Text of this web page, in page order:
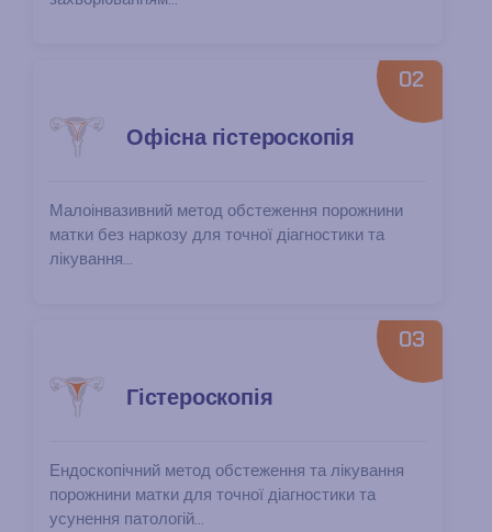
02
Офісна гістероскопія
Малоінвазивний метод обстеження порожнини
матки без наркозу для точної діагностики та
лікування...
03
Гістероскопія
Ендоскопічний метод обстеження та лікування
порожнини матки для точної діагностики та
усунення патологій...